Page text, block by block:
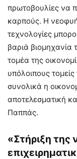
πρωτοβουλίες να
καρπούς. Η
τεχνολογίες
βαριά βιομηχανία
τομέα της
υπόλοιπους τομείς
συνολικά η
αποτελεσματική
Παππάς.
«Στήριξη της